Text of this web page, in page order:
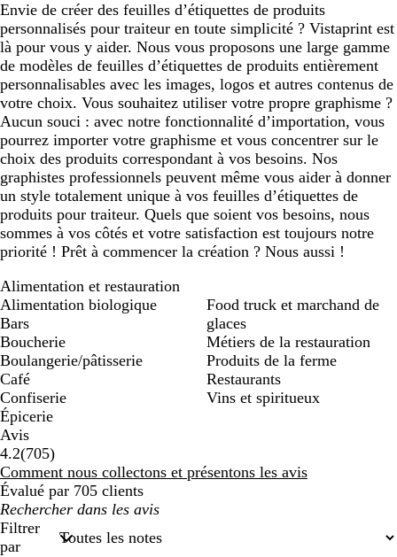
Envie de créer des feuilles d’étiquettes de produits
personnalisés pour traiteur en toute simplicité ? Vistaprint est
là pour vous y aider. Nous vous proposons une large gamme
de modèles de feuilles d’étiquettes de produits entièrement
personnalisables avec les images, logos et autres contenus de
votre choix. Vous souhaitez utiliser votre propre graphisme ?
Aucun souci : avec notre fonctionnalité d’importation, vous
pourrez importer votre graphisme et vous concentrer sur le
choix des produits correspondant à vos besoins. Nos
graphistes professionnels peuvent même vous aider à donner
un style totalement unique à vos feuilles d’étiquettes de
produits pour traiteur. Quels que soient vos besoins, nous
sommes à vos côtés et votre satisfaction est toujours notre
priorité ! Prêt à commencer la création ? Nous aussi !
Alimentation et restauration
Alimentation biologique
Bars
Boucherie
Boulangerie/pâtisserie
Café
Confiserie
Épicerie
Food truck et marchand de
glaces
Métiers de la restauration
Produits de la ferme
Restaurants
Vins et spiritueux
Avis
4.2(705705
avis
)
Comment nous collectons et présentons les avis
Évalué par 705 clients
Mes
recherches
saisies
Filtrer
par